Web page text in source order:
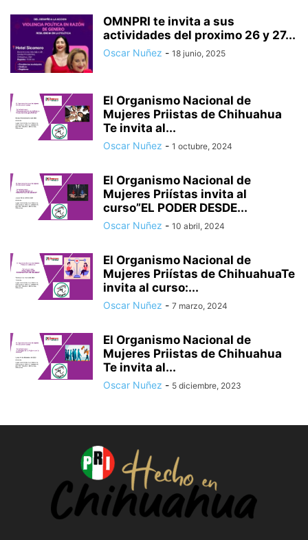
OMNPRI te invita a sus
actividades del proximo 26 y 27...
Oscar Nuñez - 18 junio, 2025
El Organismo Nacional de
Mujeres Priistas de Chihuahua
Te invita al...
Oscar Nuñez - 1 octubre, 2024
El Organismo Nacional de
Mujeres Priístas invita al
curso”EL PODER DESDE...
Oscar Nuñez - 10 abril, 2024
El Organismo Nacional de
Mujeres Priístas de ChihuahuaTe
invita al curso:...
Oscar Nuñez - 7 marzo, 2024
El Organismo Nacional de
Mujeres Priistas de Chihuahua
Te invita al...
Oscar Nuñez - 5 diciembre, 2023